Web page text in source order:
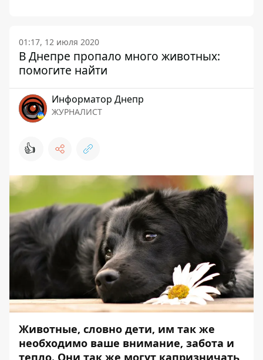
01:17, 12 июля 2020
В Днепре пропало много животных:
помогите найти
Информатор Днепр
ЖУРНАЛИСТ
👍
Животные, словно дети, им так же
необходимо ваше внимание, забота и
тепло. Они так же могут капризничать,